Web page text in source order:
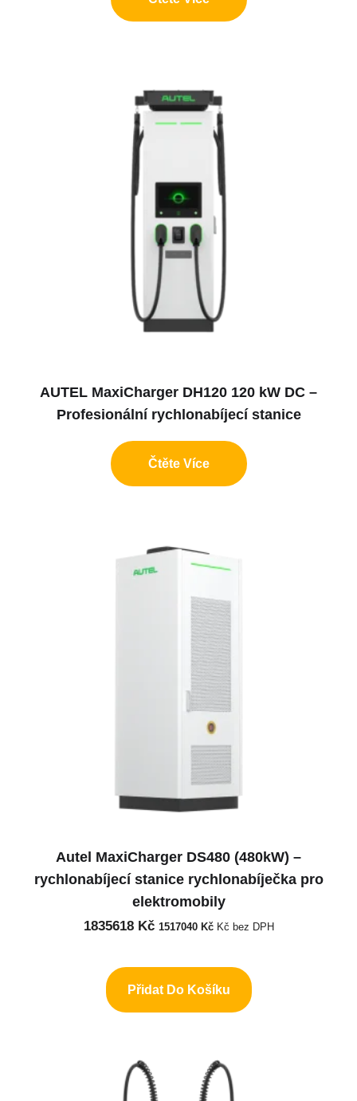
AUTEL MaxiCharger DH120 120 kW DC –
Profesionální rychlonabíjecí stanice
Čtěte Více
Autel MaxiCharger DS480 (480kW) –
rychlonabíjecí stanice rychlonabíječka pro
elektromobily
1835618 Kč 1517040 KčKč bez DPH
Přidat Do Košíku